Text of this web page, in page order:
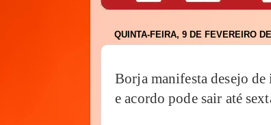
QUINTA-FEIRA, 9 DE FEVEREIRO
Borja manifesta desejo de
e acordo pode sair até